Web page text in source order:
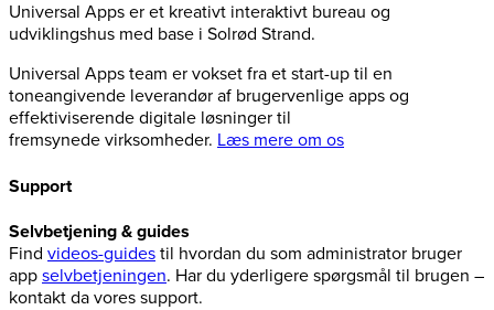
Universal Apps er et kreativt interaktivt bureau og
udviklingshus med base i Solrød Strand.
Universal Apps team er vokset fra et start-up til en
toneangivende leverandør af brugervenlige apps og
effektiviserende digitale løsninger til
fremsynede virksomheder. Læs mere om os
Support
Selvbetjening & guides
Find videos-guides til hvordan du som administrator bruger
app selvbetjeningen. Har du yderligere spørgsmål til brugen –
kontakt da vores support.